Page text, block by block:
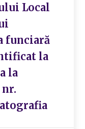
Local
funciară
la
la